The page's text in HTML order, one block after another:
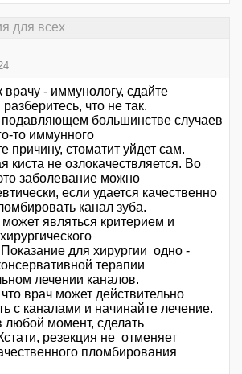
для всех
врачу - иммунологу, сдайте
что не так.
подавляющем большинстве случаев
то иммунного
причину, стоматит уйдет сам.
киста не озлокачествляется. Во
заболевание можно
если удается качественно
канал зуба.
являться критерием и
для хирургии одно -
терапии
лечении каналов.
врач может действительно
с каналами и начинайте лечение.
любой момент, сделать
резекция не отменяет
пломбирования